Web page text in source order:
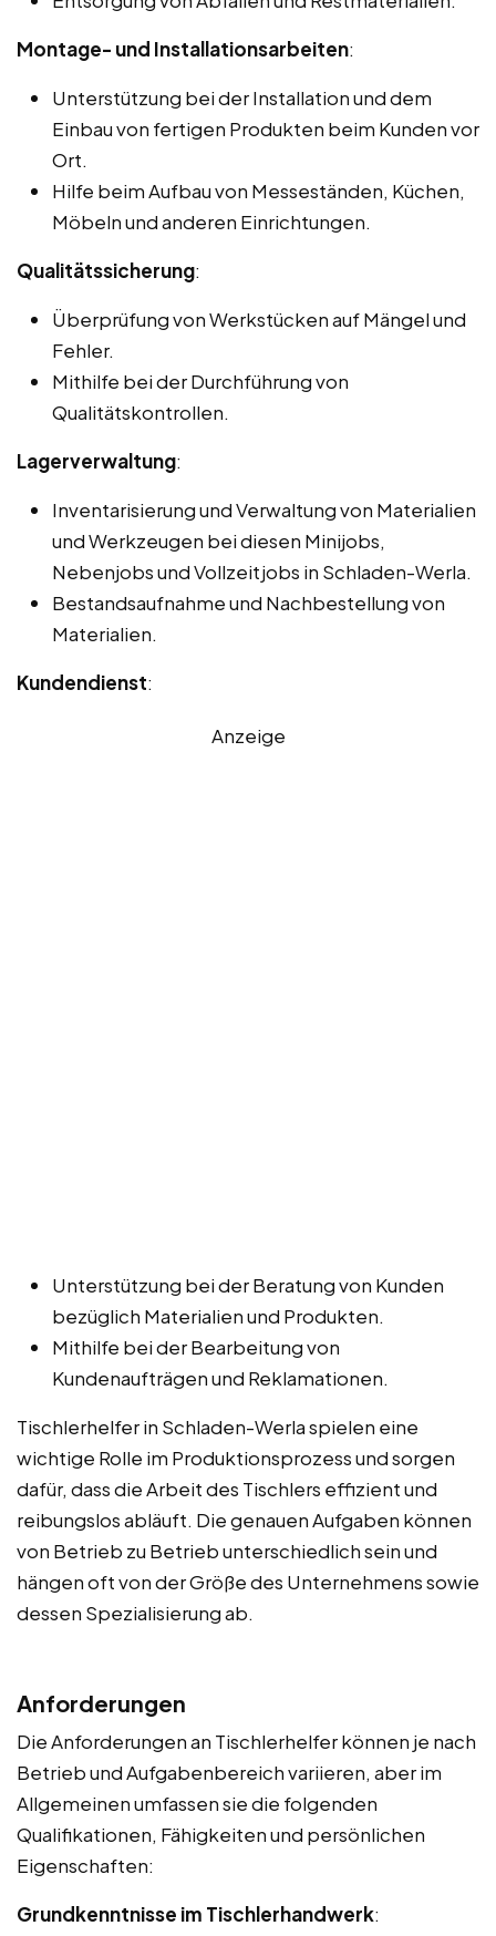
Montage- und Installationsarbeiten:
Unterstützung bei der Installation und dem
Einbau von fertigen Produkten beim Kunden vor
Ort.
Hilfe beim Aufbau von Messeständen, Küchen,
Möbeln und anderen Einrichtungen.
Qualitätssicherung:
Überprüfung von Werkstücken auf Mängel und
Fehler.
Mithilfe bei der Durchführung von
Qualitätskontrollen.
Lagerverwaltung:
Inventarisierung und Verwaltung von Materialien
und Werkzeugen bei diesen Minijobs,
Nebenjobs und Vollzeitjobs in Schladen-Werla.
Bestandsaufnahme und Nachbestellung von
Materialien.
Kundendienst:
Anzeige
Unterstützung bei der Beratung von Kunden
bezüglich Materialien und Produkten.
Mithilfe bei der Bearbeitung von
Kundenaufträgen und Reklamationen.
Tischlerhelfer in Schladen-Werla spielen eine
wichtige Rolle im Produktionsprozess und sorgen
dafür, dass die Arbeit des Tischlers effizient und
reibungslos abläuft. Die genauen Aufgaben können
von Betrieb zu Betrieb unterschiedlich sein und
hängen oft von der Größe des Unternehmens sowie
dessen Spezialisierung ab.
Anforderungen
Die Anforderungen an Tischlerhelfer können je nach
Betrieb und Aufgabenbereich variieren, aber im
Allgemeinen umfassen sie die folgenden
Qualifikationen, Fähigkeiten und persönlichen
Eigenschaften:
Grundkenntnisse im Tischlerhandwerk: